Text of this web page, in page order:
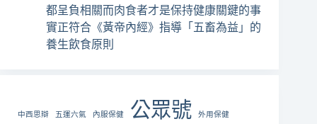
都呈負相關而肉食者才是保持健康關鍵的事
實正符合《黃帝內經》指導「五畜為益」的
養生飲食原則
中西思辯 五運六氣 內服保健 公眾號 外用保健